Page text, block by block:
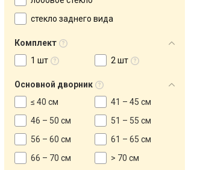
стекло заднего вида
Комплект
1 шт
2 шт
Основной дворник
≤ 40 см
41 – 45 см
46 – 50 см
51 – 55 см
56 – 60 см
61 – 65 см
66 – 70 см
> 70 см